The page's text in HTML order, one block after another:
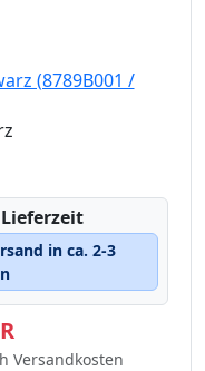
(8789B001 /
in ca. 2-3
Versandkosten